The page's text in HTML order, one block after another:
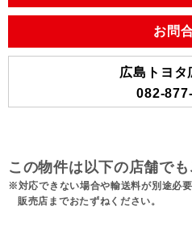
お問
広島トヨタ
082-
この物件は以下の店舗で
対応できない場合や輸送料が別途必
販売店までおたずねください。